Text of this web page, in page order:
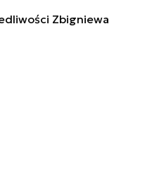
Zbigniewa